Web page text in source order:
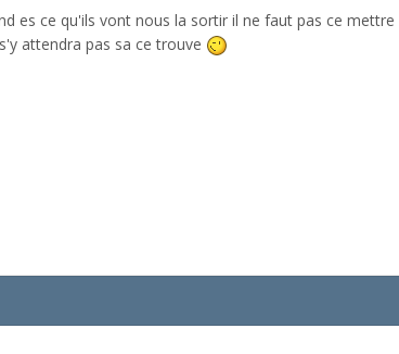
es ce qu'ils vont nous la sortir il ne faut pas ce
attendra pas sa ce trouve